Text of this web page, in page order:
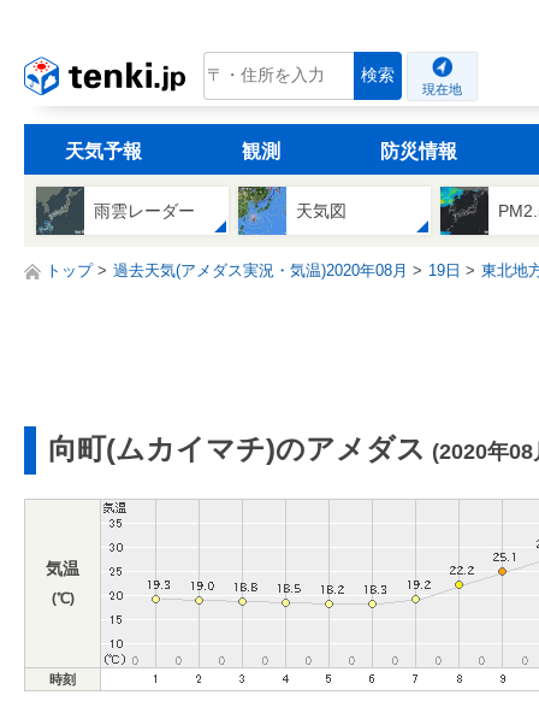
tenki.jp 検索
現在地
天気予報 観測 防災情報
雨雲レーダー 天気図
トップ 過去天気(アメダス実況・気温)2020年08月 19日 東北地
向町(ムカイマチ)のアメダス (2020年08
気温
(℃)
時刻